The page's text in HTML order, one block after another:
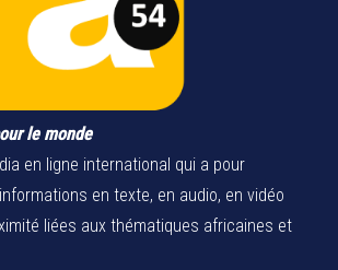
le monde
en ligne international qui a pour
en texte, en audio, en vidéo
liées aux thématiques africaines et